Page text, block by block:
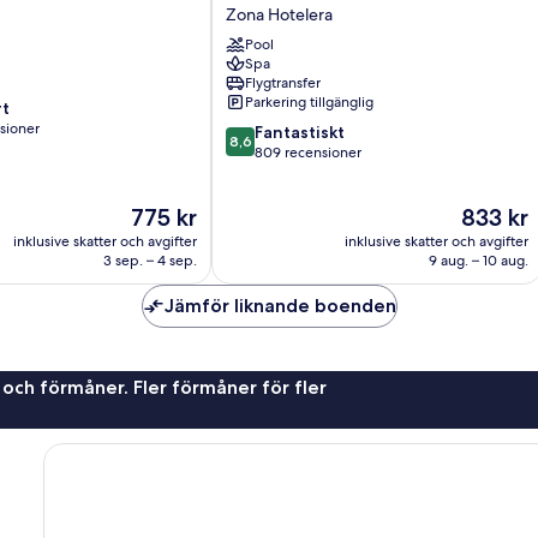
Priset
är
775 kr
775 kr
inklusive skatter och avgifter
3 sep. – 4 sep.
Inside
Tulum
National
Park
Zona
Hotelera
Zona Hotelera
Pool
Spa
Flygtransfer
Parkering tillgänglig
8.6
av
8,6 Fantastiskt
809 recensioner
Priset
är
833 kr
833 kr
inklusive skatter och avgifter
9 aug. – 10 aug.
Jämför liknande boenden
förmåner. Fler förmåner för fler